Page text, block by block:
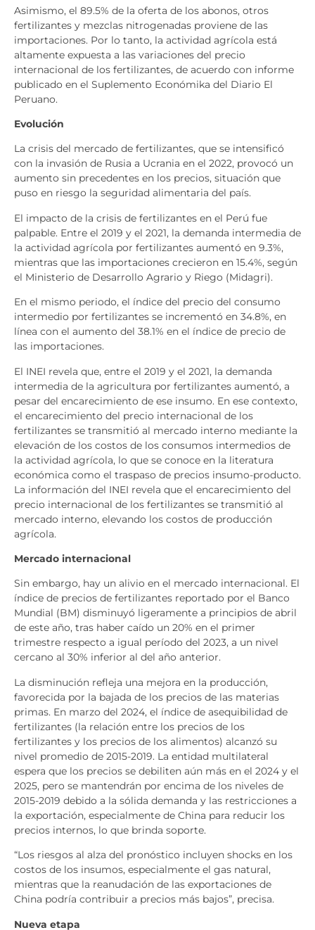
Asimismo, el 89.5% de la oferta de los abonos, otros
fertilizantes y mezclas nitrogenadas proviene de las
importaciones. Por lo tanto, la actividad agrícola está
altamente expuesta a las variaciones del precio
internacional de los fertilizantes, de acuerdo con informe
publicado en el Suplemento Económika del Diario El
Peruano.
Evolución
La crisis del mercado de fertilizantes, que se intensificó
con la invasión de Rusia a Ucrania en el 2022, provocó un
aumento sin precedentes en los precios, situación que
puso en riesgo la seguridad alimentaria del país.
El impacto de la crisis de fertilizantes en el Perú fue
palpable. Entre el 2019 y el 2021, la demanda intermedia de
la actividad agrícola por fertilizantes aumentó en 9.3%,
mientras que las importaciones crecieron en 15.4%, según
el Ministerio de Desarrollo Agrario y Riego (Midagri).
En el mismo periodo, el índice del precio del consumo
intermedio por fertilizantes se incrementó en 34.8%, en
línea con el aumento del 38.1% en el índice de precio de
las importaciones.
El INEI revela que, entre el 2019 y el 2021, la demanda
intermedia de la agricultura por fertilizantes aumentó, a
pesar del encarecimiento de ese insumo. En ese contexto,
el encarecimiento del precio internacional de los
fertilizantes se transmitió al mercado interno mediante la
elevación de los costos de los consumos intermedios de
la actividad agrícola, lo que se conoce en la literatura
económica como el traspaso de precios insumo-producto.
La información del INEI revela que el encarecimiento del
precio internacional de los fertilizantes se transmitió al
mercado interno, elevando los costos de producción
agrícola.
Mercado internacional
Sin embargo, hay un alivio en el mercado internacional. El
índice de precios de fertilizantes reportado por el Banco
Mundial (BM) disminuyó ligeramente a principios de abril
de este año, tras haber caído un 20% en el primer
trimestre respecto a igual período del 2023, a un nivel
cercano al 30% inferior al del año anterior.
La disminución refleja una mejora en la producción,
favorecida por la bajada de los precios de las materias
primas. En marzo del 2024, el índice de asequibilidad de
fertilizantes (la relación entre los precios de los
fertilizantes y los precios de los alimentos) alcanzó su
nivel promedio de 2015-2019. La entidad multilateral
espera que los precios se debiliten aún más en el 2024 y el
2025, pero se mantendrán por encima de los niveles de
2015-2019 debido a la sólida demanda y las restricciones a
la exportación, especialmente de China para reducir los
precios internos, lo que brinda soporte.
“Los riesgos al alza del pronóstico incluyen shocks en los
costos de los insumos, especialmente el gas natural,
mientras que la reanudación de las exportaciones de
China podría contribuir a precios más bajos”, precisa.
Nueva etapa